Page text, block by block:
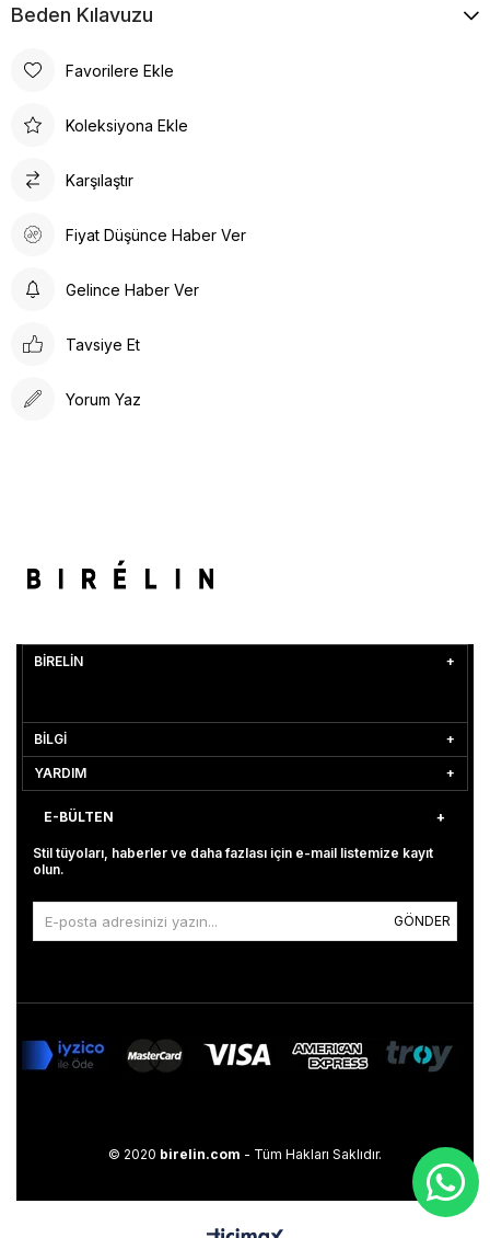
Beden Kılavuzu
Favorilere Ekle
Koleksiyona Ekle
Karşılaştır
Fiyat Düşünce Haber Ver
Gelince Haber Ver
Tavsiye Et
Yorum Yaz
BİRELİN
BİLGİ
YARDIM
E-BÜLTEN
Stil tüyoları, haberler ve daha fazlası için e-mail listemize kayıt
olun.
GÖNDER
© 2020 birelin.com - Tüm Hakları Saklıdır.